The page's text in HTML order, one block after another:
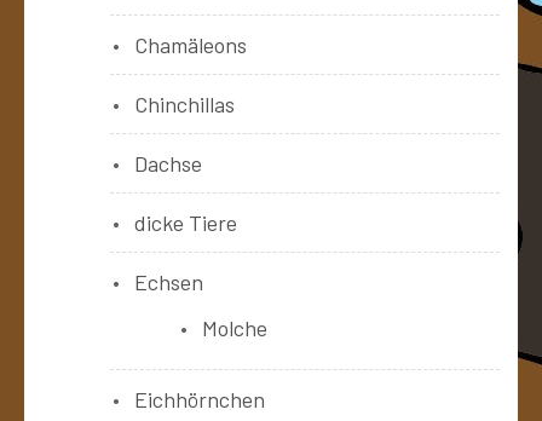
Chamäleons
Chinchillas
Dachse
dicke Tiere
Echsen
Molche
Eichhörnchen